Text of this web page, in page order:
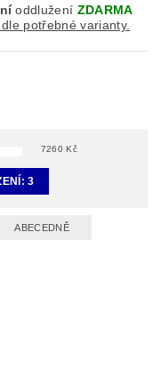
oddlužení ZDARMA
potřebné varianty.
7260 Kč
3
ABECEDNĚ